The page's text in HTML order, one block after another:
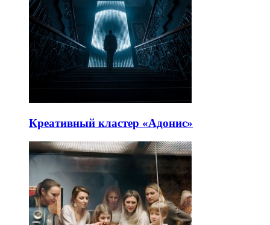
Креативный кластер «Адонис»